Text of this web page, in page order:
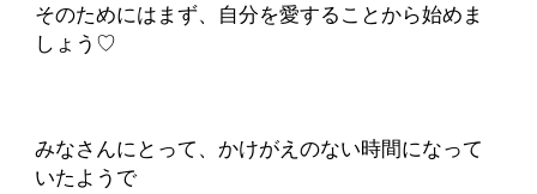
そのためにはまず、自分を愛することから始めま
しょう♡
みなさんにとって、かけがえのない時間になって
いたようで